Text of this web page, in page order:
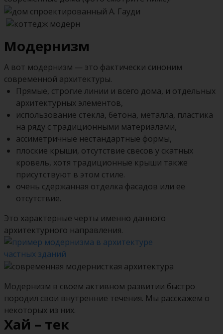
Модернизм
А вот модернизм — это фактически синоним
современной архитектуры.
Прямые, строгие линии и всего дома, и отдельных
архитектурных элементов,
использование стекла, бетона, металла, пластика
на ряду с традиционными материалами,
ассиметричные нестандартные формы,
плоские крыши, отсутствие свесов у скатных
кровель, хотя традиционные крыши также
присутствуют в этом стиле.
очень сдержанная отделка фасадов или ее
отсутствие.
Это характерные черты именно данного
архитектурного направления.
Модернизм в своем активном развитии быстро
породил свои внутренние течения. Мы расскажем о
некоторых из них.
Хай – тек